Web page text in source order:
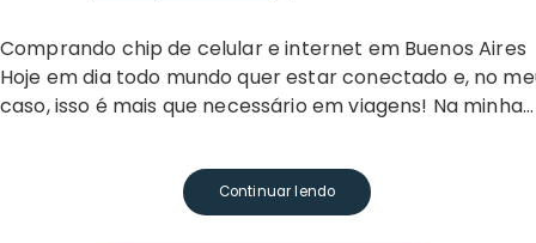
Comprando chip de celular e internet em Buenos Aires
Hoje em dia todo mundo quer estar conectado e, no
caso, isso é mais que necessário em viagens! Na minha…
Continuar lendo